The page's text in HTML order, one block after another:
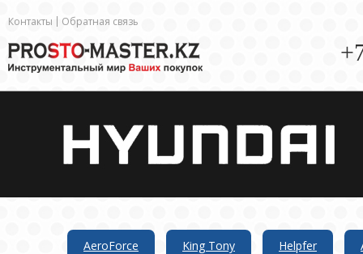
Контакты Обратная связь
AeroForce King Tony Helpfer